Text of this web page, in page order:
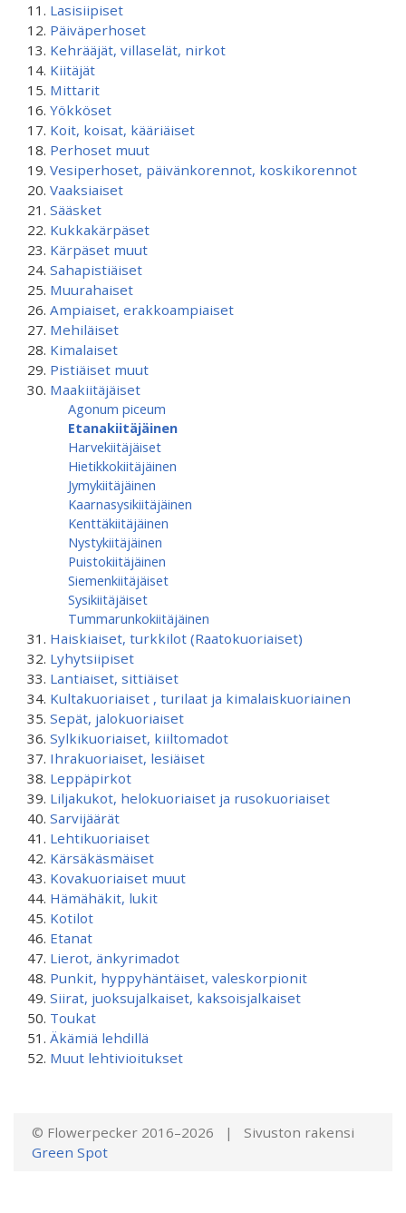
Lasisiipiset
Päiväperhoset
Kehrääjät, villaselät, nirkot
Kiitäjät
Mittarit
Yökköset
Koit, koisat, kääriäiset
Perhoset muut
Vesiperhoset, päivänkorennot, koskikorennot
Vaaksiaiset
Sääsket
Kukkakärpäset
Kärpäset muut
Sahapistiäiset
Muurahaiset
Ampiaiset, erakkoampiaiset
Mehiläiset
Kimalaiset
Pistiäiset muut
Maakiitäjäiset
Agonum piceum
Etanakiitäjäinen
Harvekiitäjäiset
Hietikkokiitäjäinen
Jymykiitäjäinen
Kaarnasysikiitäjäinen
Kenttäkiitäjäinen
Nystykiitäjäinen
Puistokiitäjäinen
Siemenkiitäjäiset
Sysikiitäjäiset
Tummarunkokiitäjäinen
Haiskiaiset, turkkilot (Raatokuoriaiset)
Lyhytsiipiset
Lantiaiset, sittiäiset
Kultakuoriaiset , turilaat ja kimalaiskuoriainen
Sepät, jalokuoriaiset
Sylkikuoriaiset, kiiltomadot
Ihrakuoriaiset, lesiäiset
Leppäpirkot
Liljakukot, helokuoriaiset ja rusokuoriaiset
Sarvijäärät
Lehtikuoriaiset
Kärsäkäsmäiset
Kovakuoriaiset muut
Hämähäkit, lukit
Kotilot
Etanat
Lierot, änkyrimadot
Punkit, hyppyhäntäiset, valeskorpionit
Siirat, juoksujalkaiset, kaksoisjalkaiset
Toukat
Äkämiä lehdillä
Muut lehtivioitukset
© Flowerpecker 2016–2026 | Sivuston rakensi
Green Spot